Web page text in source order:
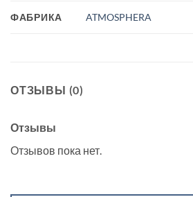
ФАБРИКА ATMOSPHERA
ОТЗЫВЫ (0)
Отзывы
Отзывов пока нет.